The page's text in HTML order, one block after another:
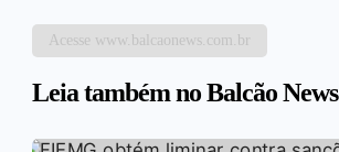
Acesse www.balcaonews.com.br
Leia também no Balcão News